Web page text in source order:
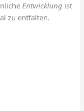
Entwicklung ist
zu entfalten.